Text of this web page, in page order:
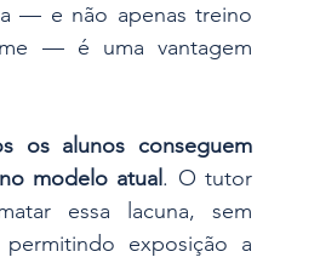
— e não apenas treino
— é uma vantagem
os alunos conseguem
modelo atual . O tutor
essa lacuna, sem
exposição a